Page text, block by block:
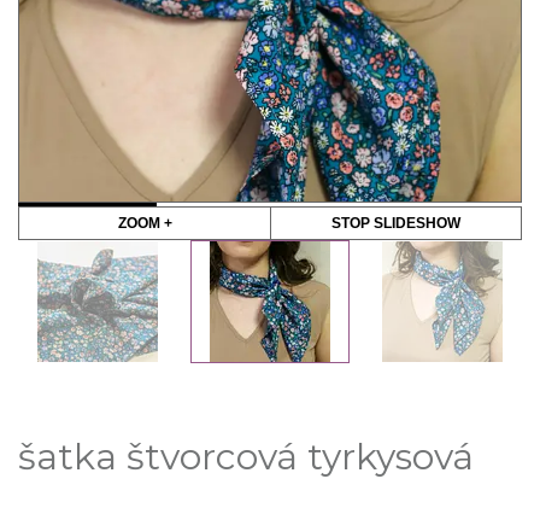
ZOOM + STOP SLIDESHOW
šatka štvorcová tyrkysová